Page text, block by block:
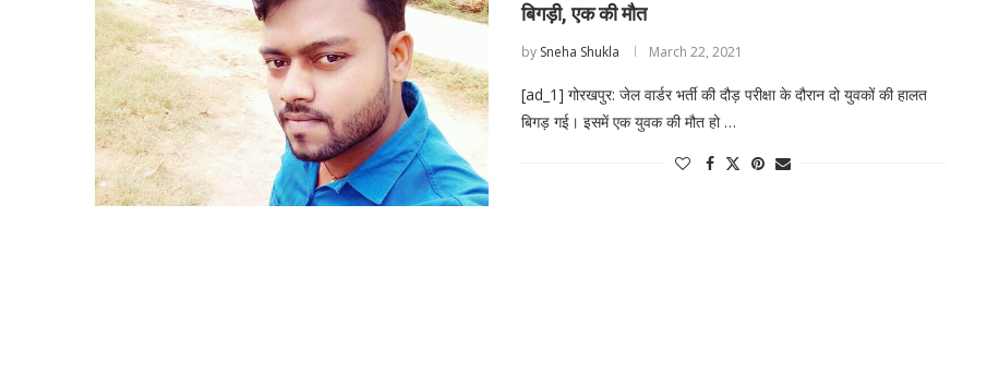
बिगड़ी, एक की मौत
by Sneha Shukla March 22, 2021
[ad_1] गोरखपुर: जेल वार्डर भर्ती की दौड़ परीक्षा के दौरान दो युवकों की हालत
बिगड़ गई। इसमें एक युवक की मौत हो …